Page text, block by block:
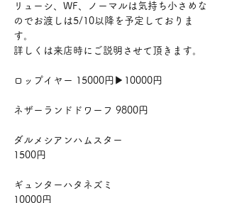
リューシ、WF、ノーマルは気持ち小さめな
のでお渡しは5/10以降を予定しておりま
す。
詳しくは来店時にご説明させて頂きます。
ロップイヤー 15000円▶︎10000円
ネザーランドドワーフ 9800円
ダルメシアンハムスター
1500円
ギュンターハタネズミ
10000円